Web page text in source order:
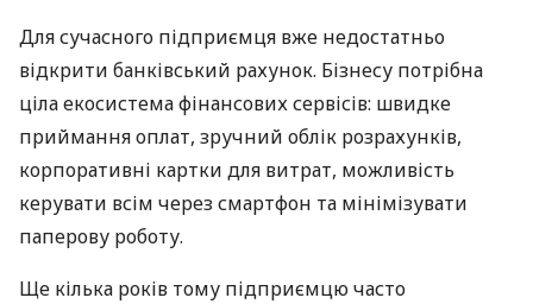
Для сучасного підприємця вже недостатньо
відкрити банківський рахунок. Бізнесу потрібна
ціла екосистема фінансових сервісів: швидке
приймання оплат, зручний облік розрахунків,
корпоративні картки для витрат, можливість
керувати всім через смартфон та мінімізувати
паперову роботу.
Ще кілька років тому підприємцю часто